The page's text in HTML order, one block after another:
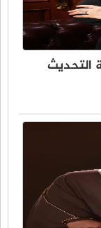
التحديث